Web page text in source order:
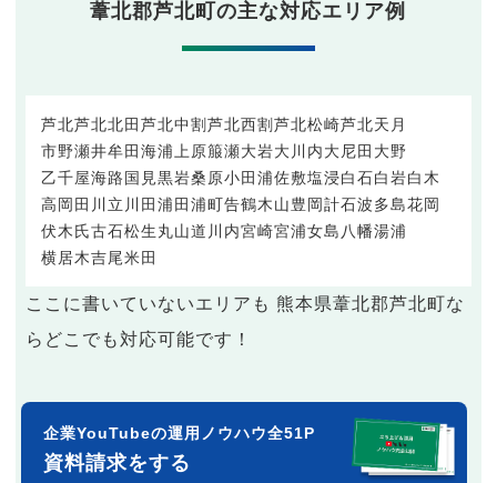
葦北郡芦北町の主な対応エリア例
芦北芦北北田芦北中割芦北西割芦北松崎芦北天月
市野瀬井牟田海浦 上原箙瀬大岩大川内大尼田 大野
乙千屋海路国見黒岩桑原小田浦佐敷塩浸白石白岩白木
高岡田川 立川 田浦田浦町告鶴木山豊岡計石波多島花岡
伏木氏古石松生丸山道川内宮崎宮浦女島 八幡湯浦
横居木吉尾米田
ここに書いていないエリアも 熊本県葦北郡芦北町な
らどこでも対応可能です！
企業YouTubeの運用ノウハウ全51P
資料請求をする